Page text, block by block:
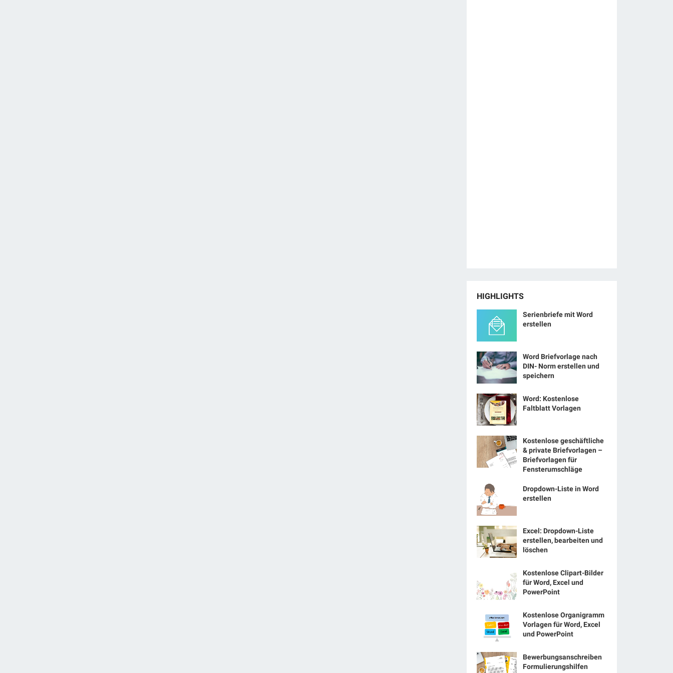
HIGHLIGHTS
Serienbriefe mit Word
erstellen
Word Briefvorlage nach
DIN- Norm erstellen und
speichern
Word: Kostenlose
Faltblatt Vorlagen
Kostenlose geschäftliche
& private Briefvorlagen –
Briefvorlagen für
Fensterumschläge
Dropdown-Liste in Word
erstellen
Excel: Dropdown-Liste
erstellen, bearbeiten und
löschen
Kostenlose Clipart-Bilder
für Word, Excel und
PowerPoint
Kostenlose Organigramm
Vorlagen für Word, Excel
und PowerPoint
Bewerbungsanschreiben
Formulierungshilfen